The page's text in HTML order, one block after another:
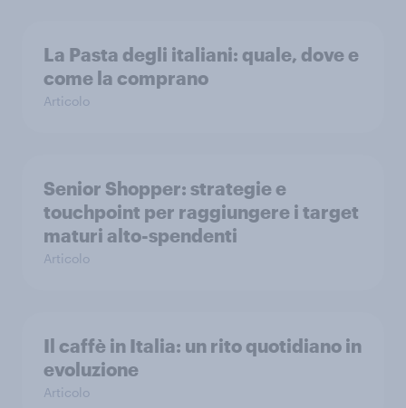
La Pasta degli italiani: quale, dove e
come la comprano
Articolo
Senior Shopper: strategie e
touchpoint per raggiungere i target
maturi alto-spendenti
Articolo
Il caffè in Italia: un rito quotidiano in
evoluzione
Articolo